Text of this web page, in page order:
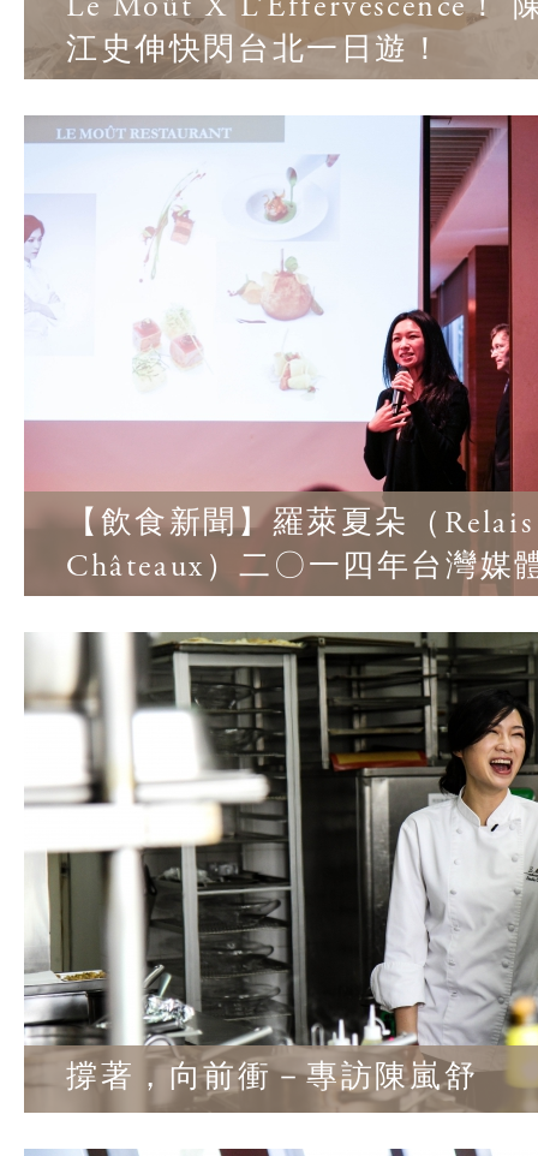
Le Moût X L’Effervescence！
江史伸快閃台北一日遊！
【飲食新聞】羅萊夏朵（
Châteaux）二〇一四年台灣媒
撐著，向前衝－專訪陳嵐舒